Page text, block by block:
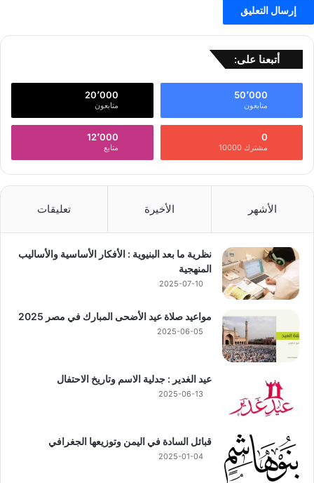
أتبعنا على:
50٬000
متابعون
20٬000
متابعون
0
مشترك 10000
12٬000
متابع
الأشهر الأخيرة تعليقات
نظرية ما بعد البنيوية : الأفكار الأساسية والأساليب
المنهجية
2025-07-10
مواعيد صلاة عيد الأضحى المبارك في مصر 2025
2025-06-05
عيد الغدير : جدلية الاسم وتاريخ الاحتفال
2025-06-13
قبائل السادة في اليمن وتوزيعها الجغرافي
2025-01-04